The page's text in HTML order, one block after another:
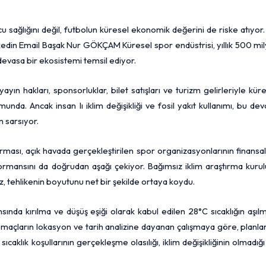
sağlığını değil, futbolun küresel ekonomik değerini de riske
Email Başak Nur GÖKÇAM Küresel spor endüstrisi, yıllık 500
bir ekosistemi temsil ediyor.
hakları, sponsorluklar, bilet satışları ve turizm gelirleriy­le
Ancak insan lı iklim değişikliği ve fosil yakıt kullanımı, bu
sarsıyor.
açık ha­vada gerçekleştirilen spor or­ganizasyonlarının
da doğrudan aşağı çekiyor. Bağımsız iklim araştırma
tehlikenin boyutunu net bir şekilde ortaya koydu.
kırılma ve düşüş eşiği olarak kabul edi­len 28°C sıcaklığın
lokasyon ve tarih analizine da­yanan çalışmaya göre,
koşullarının gerçek­leşme olasılığı, iklim değişikliğinin